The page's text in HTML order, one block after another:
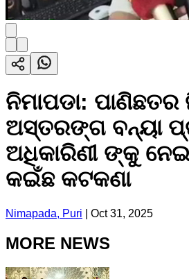
ନିମାପଡା:
ଅସ୍ତରଙ୍ଗ ବନ୍ୟା
ଅଧିକାରିଣୀ ଙ୍କୁ
କଇଁଛ କଟକଣା
Nimapada, Puri Oct 31, 2025
MORE NEWS